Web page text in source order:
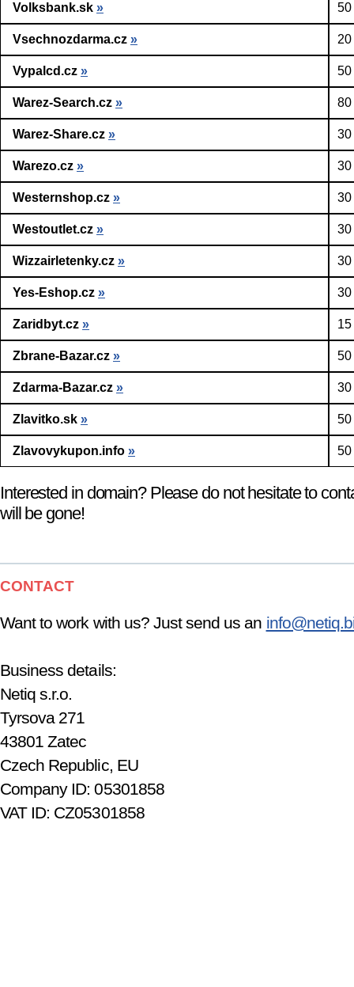
Volksbank.sk » 50
Vsechnozdarma.cz »
Vypalcd.cz » 50
Warez-Search.cz » 80
Warez-Share.cz » 30
Warezo.cz » 30
Westernshop.cz » 30
Westoutlet.cz » 30
Wizzairletenky.cz » 30
Yes-Eshop.cz » 30
Zaridbyt.cz »
Zbrane-Bazar.cz » 50
Zdarma-Bazar.cz » 30
Zlavitko.sk » 50
Zlavovykupon.info » 50
Interested in domain? Please do not hesitate to
will be gone!
CONTACT
Want to work with us? Just send us an
Business details:
Netiq s.r.o.
Tyrsova 271
43801 Zatec
Czech Republic, EU
Company ID: 05301858
VAT ID: CZ05301858